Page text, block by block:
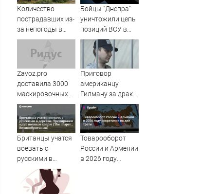
Количество
пострадавших из-
за непогоды в
Ростове-на-Дону
возросло до 28
Бойцы "Днепра"
уничтожили цепь
позиций ВСУ в
Орехове
Zavoz.pro
доставила 3000
маскировочных
плащей «Морок»
для СВО
Приговор
американцу
Гилману за драки
в воронежском
СИЗО
потребовали
ужесточить -
Новости на
Вести.ru
Британцы учатся
воевать с
русскими в
деревне.
Тренировки идут
полным ходом
Товарооборот
России и Армении
в 2026 году